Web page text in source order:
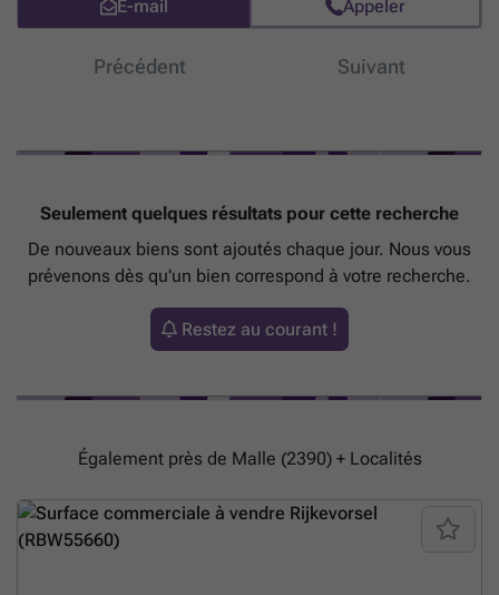
E-mail Appeler
Précédent Suivant
Seulement quelques résultats pour cette recherche
De nouveaux biens sont ajoutés chaque jour. Nous vous
prévenons dès qu'un bien correspond à votre recherche.
Restez au courant !
Également près de Malle (2390) + Localités